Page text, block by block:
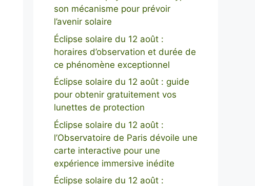
son mécanisme pour prévoir
l’avenir solaire
Éclipse solaire du 12 août :
horaires d’observation et durée de
ce phénomène exceptionnel
Éclipse solaire du 12 août : guide
pour obtenir gratuitement vos
lunettes de protection
Éclipse solaire du 12 août :
l’Observatoire de Paris dévoile une
carte interactive pour une
expérience immersive inédite
Éclipse solaire du 12 août :